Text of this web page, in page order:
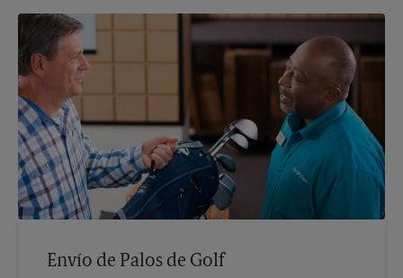
Envío de Palos de Golf